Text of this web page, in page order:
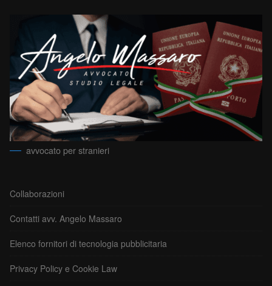
avvocato per stranieri
Collaborazioni
Contatti avv. Angelo Massaro
Elenco fornitori di tecnologia pubblicitaria
Privacy Policy e Cookie Law